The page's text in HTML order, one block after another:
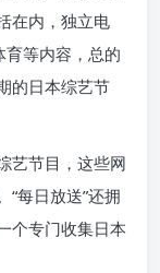
在内，独立电
育等内容，总的
的日本综艺节
艺节目，这些网
每日放送”还拥
个专门收集日本